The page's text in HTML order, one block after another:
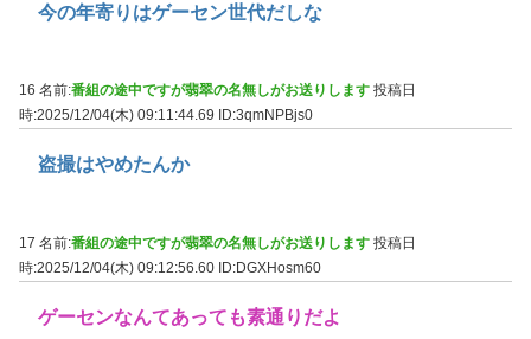
今の年寄りはゲーセン世代だしな
16 名前:番組の途中ですが翡翠の名無しがお送りします 投稿日
時:2025/12/04(木) 09:11:44.69
ID:3qmNPBjs0
盗撮はやめたんか
17 名前:番組の途中ですが翡翠の名無しがお送りします 投稿日
時:2025/12/04(木) 09:12:56.60 ID:DGXHosm60
ゲーセンなんてあっても素通りだよ